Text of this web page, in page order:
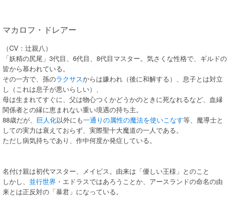
マカロフ・ドレアー
（CV：辻親八）
「妖精の尻尾」3代目、6代目、8代目マスター。気さくな性格で、ギルドの
皆から慕われている。
その一方で、孫のラクサスからは嫌われ（後に和解する）、息子とは対立
し（これは息子が悪いらしい）、
母は生まれてすぐに、父は物心つくかどうかのときに死なれるなど、血縁
関係者との縁に恵まれない重い境遇の持ち主。
88歳だが、 巨人化以外にも一通りの属性の魔法を使いこなす等、魔導士と
しての実力は衰えておらず、実際聖十大魔道の一人である。
ただし病気持ちであり、作中何度か発症している。
名付け親は初代マスター、メイビス。由来は「優しい王様」とのこと
しかし、 並行世界 ・エドラスではあろうことか、アースランドの命名の由
来とは正反対の「暴君」になっている。